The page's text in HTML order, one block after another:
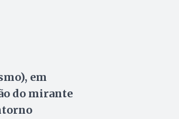
em
do mirante